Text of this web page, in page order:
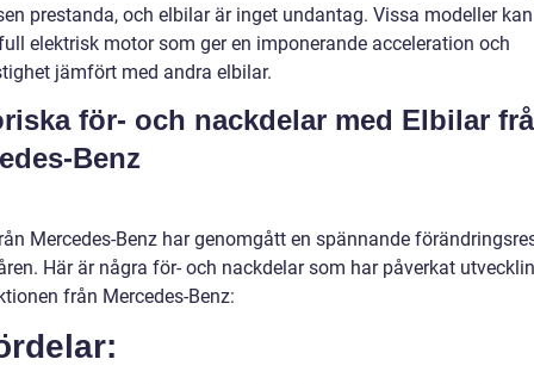
prestanda, och elbilar är inget undantag. Vissa modeller
elektrisk motor som ger en imponerande acceleration och
jämfört med andra elbilar.
för- och nackdelar med Elbilar
Benz
Mercedes-Benz har genomgått en spännande
Här är några för- och nackdelar som har påverkat
från Mercedes-Benz: